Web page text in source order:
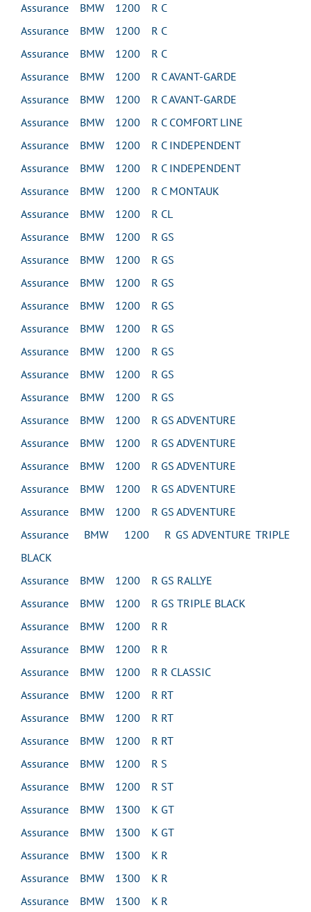
Assurance BMW 1200 R C
Assurance BMW 1200 R C
Assurance BMW 1200 R C
Assurance BMW 1200 R C AVANT-GARDE
Assurance BMW 1200 R C AVANT-GARDE
Assurance BMW 1200 R C COMFORT LINE
Assurance BMW 1200 R C INDEPENDENT
Assurance BMW 1200 R C INDEPENDENT
Assurance BMW 1200 R C MONTAUK
Assurance BMW 1200 R CL
Assurance BMW 1200 R GS
Assurance BMW 1200 R GS
Assurance BMW 1200 R GS
Assurance BMW 1200 R GS
Assurance BMW 1200 R GS
Assurance BMW 1200 R GS
Assurance BMW 1200 R GS
Assurance BMW 1200 R GS
Assurance BMW 1200 R GS ADVENTURE
Assurance BMW 1200 R GS ADVENTURE
Assurance BMW 1200 R GS ADVENTURE
Assurance BMW 1200 R GS ADVENTURE
Assurance BMW 1200 R GS ADVENTURE
Assurance BMW 1200 R GS ADVENTURE TRIPLE
BLACK
Assurance BMW 1200 R GS RALLYE
Assurance BMW 1200 R GS TRIPLE BLACK
Assurance BMW 1200 R R
Assurance BMW 1200 R R
Assurance BMW 1200 R R CLASSIC
Assurance BMW 1200 R RT
Assurance BMW 1200 R RT
Assurance BMW 1200 R RT
Assurance BMW 1200 R S
Assurance BMW 1200 R ST
Assurance BMW 1300 K GT
Assurance BMW 1300 K GT
Assurance BMW 1300 K R
Assurance BMW 1300 K R
Assurance BMW 1300 K R